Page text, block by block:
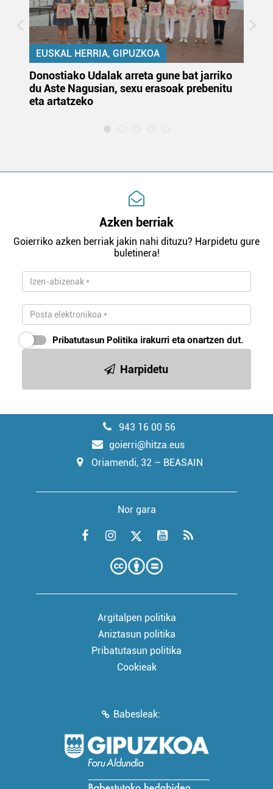
EUSKAL HERRIA, GIPUZKOA
Donostiako Udalak arreta gune bat jarriko
du Aste Nagusian, sexu erasoak prebenitu
eta artatzeko
Azken berriak
Goierriko azken berriak jakin nahi dituzu? Harpidetu gure
buletinera!
Pribatutasun Politika irakurri eta onartzen dut.
Harpidetu
943 16 00 56
goierri@hitza.eus
Oriamendi, 32 – BEASAIN
Nor gara
Argitalpen politika
Aniztasun politika
Pribatutasun politika
Cookieak
Babesleak: